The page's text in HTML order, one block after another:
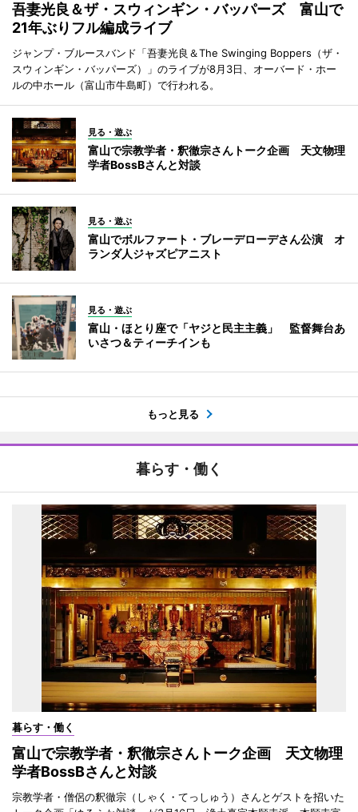
吾妻光良＆ザ・スウィンギン・バッパーズ 富山で
21年ぶりフル編成ライブ
ジャンプ・ブルースバンド「吾妻光良＆The Swinging Boppers（ザ・
スウィンギン・バッパーズ）」のライブが8月3日、オーバード・ホー
ルの中ホール（富山市牛島町）で行われる。
見る・遊ぶ
富山で宗教学者・釈徹宗さんトーク企画 天文物理
学者BossBさんと対談
見る・遊ぶ
富山でボルファート・ブレーデローデさん公演 オ
ランダ人ジャズピアニスト
見る・遊ぶ
富山・ほとり座で「ヤジと民主主義」 監督舞台あ
いさつ＆ティーチインも
もっと見る
暮らす・働く
暮らす・働く
富山で宗教学者・釈徹宗さんトーク企画 天文物理
学者BossBさんと対談
宗教学者・僧侶の釈徹宗（しゃく・てっしゅう）さんとゲストを招いた